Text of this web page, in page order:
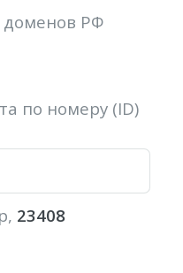
доменов РФ
по номеру (ID)
23408